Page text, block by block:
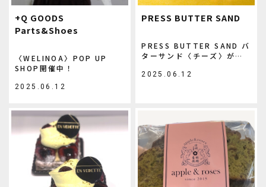
+Q GOODS
Parts&Shoes
〈WELINOA〉POP UP
SHOP開催中！
2025.06.12
PRESS BUTTER SAND
PRESS BUTTER SAND バ
ターサンド〈チーズ〉が東
2025.06.12